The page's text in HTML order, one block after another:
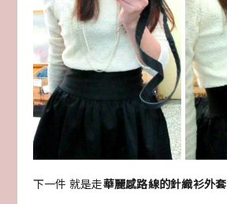
下一件 就是走華麗感路線的針織衫外套